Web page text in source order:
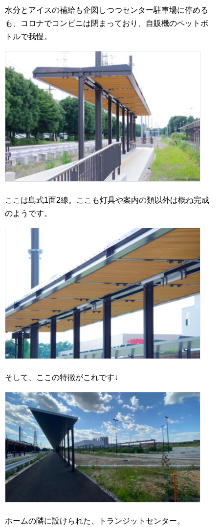
水分とアイスの補給も企図しつつセンター駐車場に停める
も、コロナでコンビニは閉まっており、自販機のペットボ
トルで我慢。
ここは島式1面2線。ここも灯具や案内の類以外は概ね完成
のようです。
そして、ここの特徴がこれです↓
ホームの隣に設けられた、トランジットセンター。